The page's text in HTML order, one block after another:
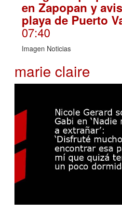
en Zapopan y
playa de Puerto
07:40
Imagen Noticias
marie claire